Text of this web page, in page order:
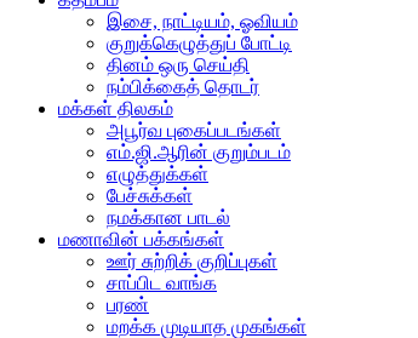
இசை, நாட்டியம், ஓவியம்
குறுக்கெழுத்துப் போட்டி
தினம் ஒரு செய்தி
நம்பிக்கைத் தொடர்
மக்கள் திலகம்
அபூர்வ புகைப்படங்கள்
எம்.ஜி.ஆரின் குறும்படம்
எழுத்துக்கள்
பேச்சுக்கள்
நமக்கான பாடல்
மணாவின் பக்கங்கள்
ஊர் சுற்றிக் குறிப்புகள்
சாப்பிட வாங்க
பரண்
மறக்க முடியாத முகங்கள்